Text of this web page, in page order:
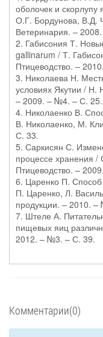
оболочек и
О.Г. Бордунова, В.Д.
Ветеринария. –
2. Габисония Т.
gallinarum / Т.
Птицеводство. –
3. Николаева Н.
условиях Якутии /
– 2009. – №4. – С. 25.
4. Николаенко В.
В. Николаенко, М.
С. 33.
5. Саркисян С.
процессе хранения
Птицеводство. –
6. Царенко П.
П. Царенко, Л.
продукции. – 2010.
7. Штеле А.
пищевых яиц
2012. – №3. – С. 39.
Комментарии(0)